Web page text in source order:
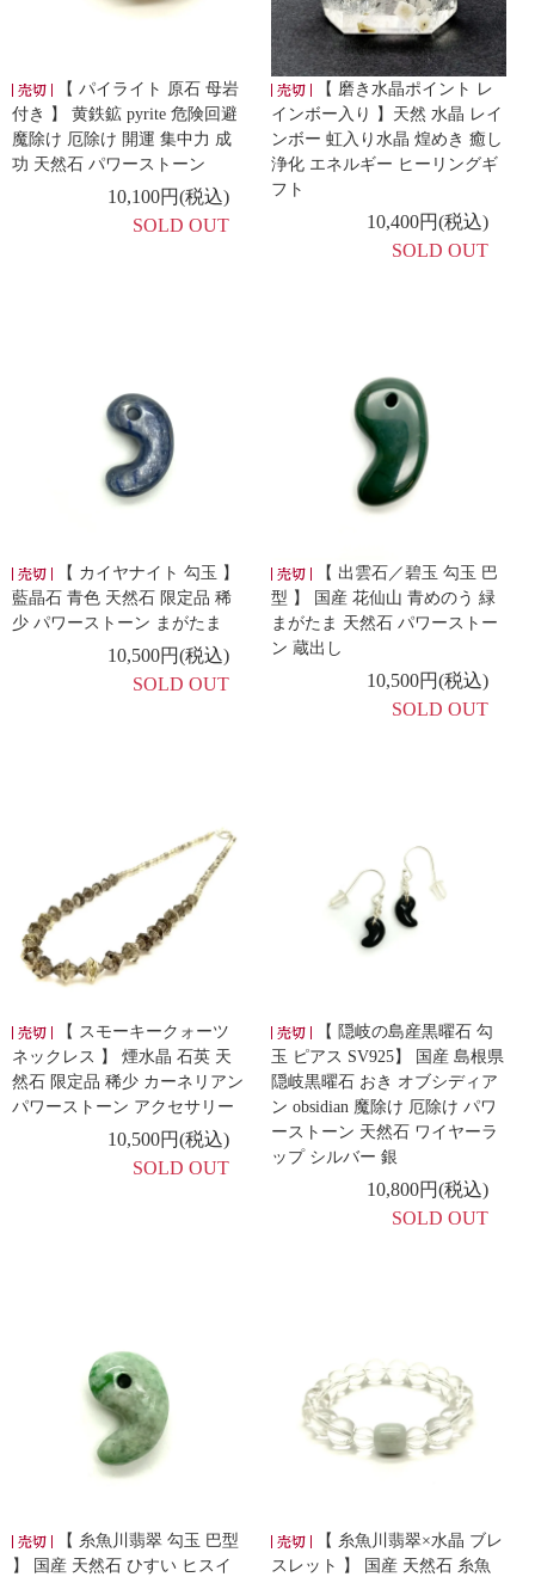
【 パイライト 原石 母岩
付き 】 黄鉄鉱 pyrite 危険回避
魔除け 厄除け 開運 集中力 成
功 天然石 パワーストーン
10,100円(税込)
SOLD OUT
【 磨き水晶ポイント レ
インボー入り 】天然 水晶 レイ
ンボー 虹入り水晶 煌めき 癒し
浄化 エネルギー ヒーリングギ
フト
10,400円(税込)
SOLD OUT
【 カイヤナイト 勾玉 】
藍晶石 青色 天然石 限定品 稀
少 パワーストーン まがたま
10,500円(税込)
SOLD OUT
【 出雲石／碧玉 勾玉 巴
型 】 国産 花仙山 青めのう 緑
まがたま 天然石 パワーストー
ン 蔵出し
10,500円(税込)
SOLD OUT
【 スモーキークォーツ
ネックレス 】 煙水晶 石英 天
然石 限定品 稀少 カーネリアン
パワーストーン アクセサリー
10,500円(税込)
SOLD OUT
【 隠岐の島産黒曜石 勾
玉 ピアス SV925】 国産 島根県
隠岐黒曜石 おき オブシディア
ン obsidian 魔除け 厄除け パワ
ーストーン 天然石 ワイヤーラ
ップ シルバー 銀
10,800円(税込)
SOLD OUT
【 糸魚川翡翠 勾玉 巴型
】 国産 天然石 ひすい ヒスイ
【 糸魚川翡翠×水晶 ブレ
スレット 】 国産 天然石 糸魚